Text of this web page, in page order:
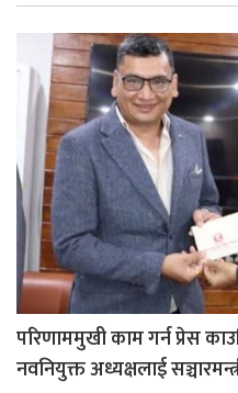
परिणाममुखी काम गर्न प्रेस
नवनियुक्त अध्यक्षलाई